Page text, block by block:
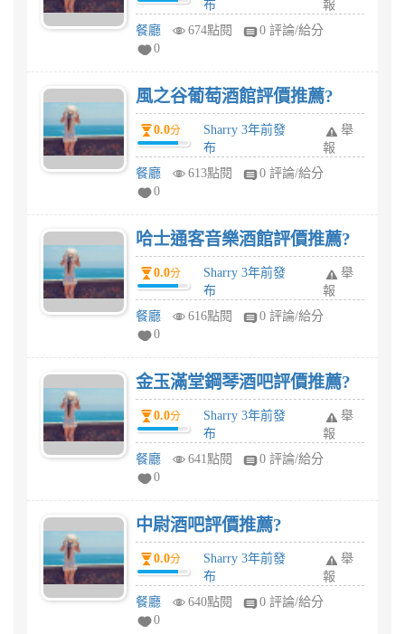
布
報
餐廳
674點閱
0 評論/給分
0
風之谷葡萄酒館評價推薦?
0.0分
Sharry 3年前發
布
舉
報
餐廳
613點閱
0 評論/給分
0
哈士通客音樂酒館評價推薦?
0.0分
Sharry 3年前發
布
舉
報
餐廳
616點閱
0 評論/給分
0
金玉滿堂鋼琴酒吧評價推薦?
0.0分
Sharry 3年前發
布
舉
報
餐廳
641點閱
0 評論/給分
0
中尉酒吧評價推薦?
0.0分
Sharry 3年前發
布
舉
報
餐廳
640點閱
0 評論/給分
0